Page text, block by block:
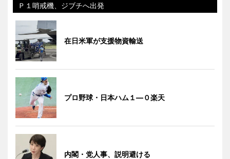
Ｐ１哨戒機、ジブチへ出発
在日米軍が支援物資輸送
プロ野球・日本ハム１―０楽天
内閣・党人事、説明避ける